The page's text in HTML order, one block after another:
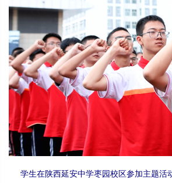
学生在陕西延安中学枣园校区参加主题活